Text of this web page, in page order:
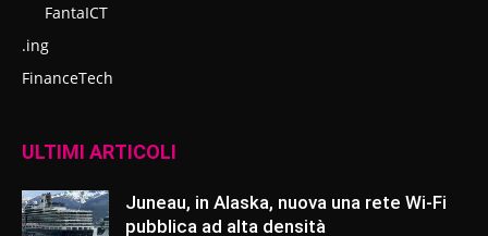
FantaICT
.ing
FinanceTech
ULTIMI ARTICOLI
Juneau, in Alaska, nuova una rete Wi-Fi
pubblica ad alta densità